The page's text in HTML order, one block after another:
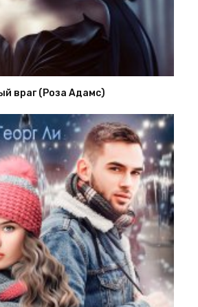
враг (Роза Адамс)